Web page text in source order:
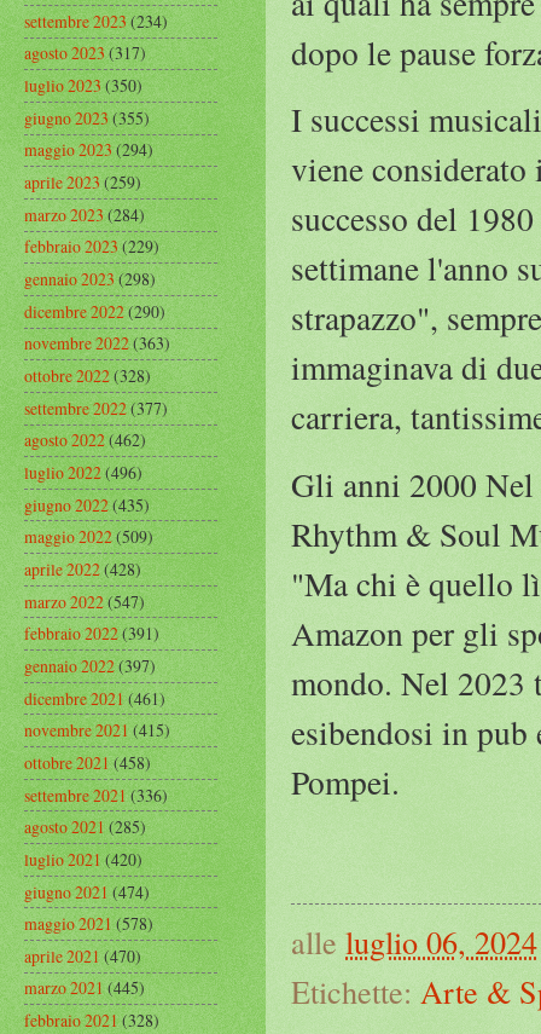
dopo le pause
I successi
viene
successo del
settimane l'anno
strapazzo",
immaginava di
carriera,
Gli anni 2000
Rhythm & Soul
"Ma chi è quello
Amazon per gli
mondo. Nel 2023
esibendosi in
Pompei.
alle luglio 06, 2024
Etichette: Arte &
settembre 2023(234)
agosto 2023(317)
luglio 2023(350)
giugno 2023(355)
maggio 2023(294)
aprile 2023(259)
marzo 2023(284)
febbraio 2023(229)
gennaio 2023(298)
dicembre 2022(290)
novembre 2022(363)
ottobre 2022(328)
settembre 2022(377)
agosto 2022(462)
luglio 2022(496)
giugno 2022(435)
maggio 2022(509)
aprile 2022(428)
marzo 2022(547)
febbraio 2022(391)
gennaio 2022(397)
dicembre 2021(461)
novembre 2021(415)
ottobre 2021(458)
settembre 2021(336)
agosto 2021(285)
luglio 2021(420)
giugno 2021(474)
maggio 2021(578)
aprile 2021(470)
marzo 2021(445)
febbraio 2021(328)